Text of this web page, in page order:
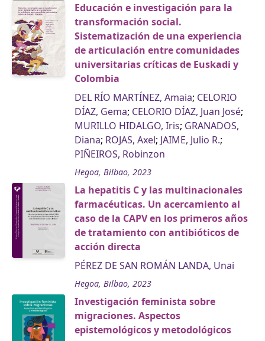
Educación e investigación para la
transformación social.
Sistematización de una experiencia
de articulación entre comunidades
universitarias críticas de Euskadi y
Colombia
DEL RÍO MARTÍNEZ, Amaia; CELORIO
DÍAZ, Gema; CELORIO DÍAZ, Juan José;
MURILLO HIDALGO, Iris; GRANADOS,
Diana; ROJAS, Axel; JAIME, Julio R.;
PIÑEIROS, Robinzon
Hegoa, Bilbao, 2023
La hepatitis C y las multinacionales
farmacéuticas. Un acercamiento al
caso de la CAPV en los primeros años
de tratamiento con antibióticos de
acción directa
PÉREZ DE SAN ROMÁN LANDA, Unai
Hegoa, Bilbao, 2023
Investigación feminista sobre
migraciones. Aspectos
epistemológicos y metodológicos